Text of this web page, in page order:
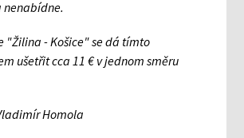
"Žilina - Košice" se dá tímto
ušetřit cca 11 € v jednom směru
Homola